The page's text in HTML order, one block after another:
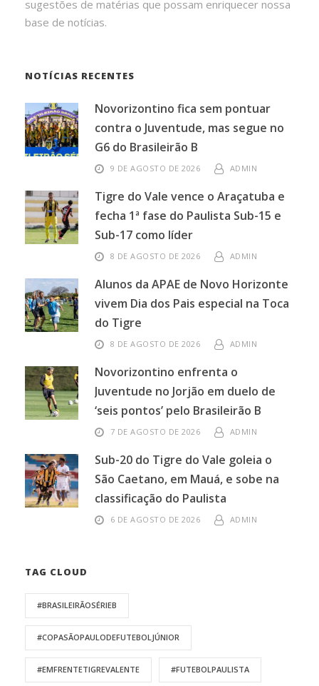
sugestões de matérias que possam enriquecer nossa
base de notícias.
NOTÍCIAS RECENTES
Novorizontino fica sem pontuar
contra o Juventude, mas segue no
G6 do Brasileirão B
9 DE AGOSTO DE 2026 ADMIN
Tigre do Vale vence o Araçatuba e
fecha 1ª fase do Paulista Sub-15 e
Sub-17 como líder
8 DE AGOSTO DE 2026 ADMIN
Alunos da APAE de Novo Horizonte
vivem Dia dos Pais especial na Toca
do Tigre
8 DE AGOSTO DE 2026 ADMIN
Novorizontino enfrenta o
Juventude no Jorjão em duelo de
‘seis pontos’ pelo Brasileirão B
7 DE AGOSTO DE 2026 ADMIN
Sub-20 do Tigre do Vale goleia o
São Caetano, em Mauá, e sobe na
classificação do Paulista
6 DE AGOSTO DE 2026 ADMIN
TAG CLOUD
#BRASILEIRÃOSÉRIEB
#COPASÃOPAULODEFUTEBOLJÚNIOR
#EMFRENTETIGREVALENTE #FUTEBOLPAULISTA